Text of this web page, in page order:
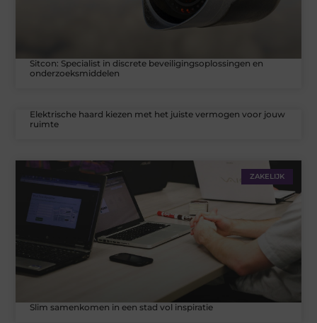
Sitcon: Specialist in discrete beveiligingsoplossingen en
onderzoeksmiddelen
Elektrische haard kiezen met het juiste vermogen voor jouw
ruimte
ZAKELIJK
Slim samenkomen in een stad vol inspiratie